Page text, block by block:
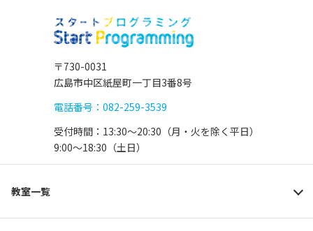
〒730-0031
広島市中区紙屋町一丁目3番8号
電話番号：082-259-3539
受付時間：13:30〜20:30（月・火を除く平日）
9:00〜18:30（土日）
教室一覧